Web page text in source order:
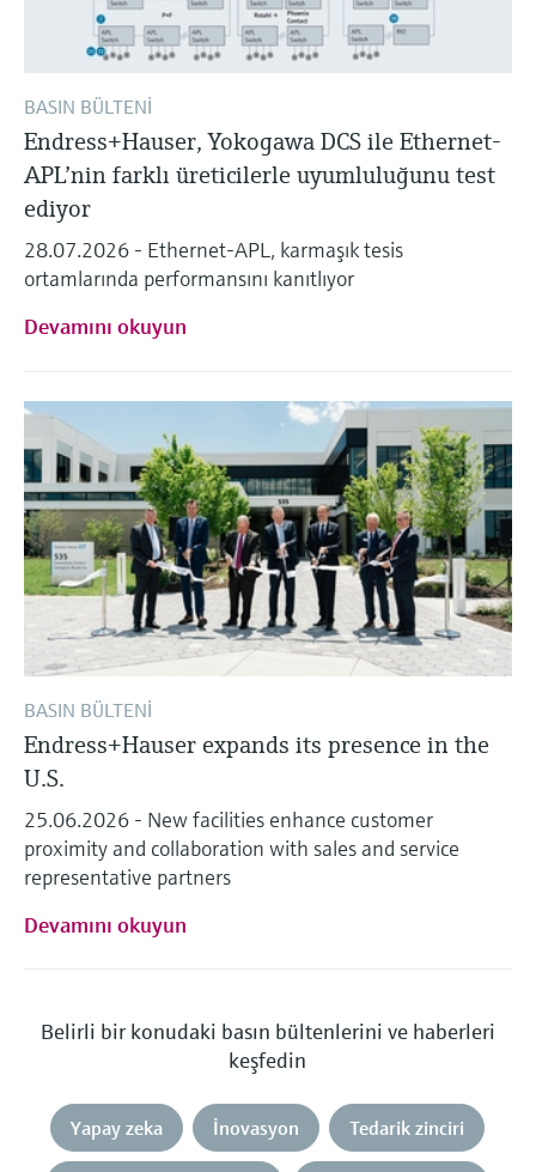
BASIN BÜLTENI
Endress+Hauser, Yokogawa DCS ile Ethernet-
APL’nin farklı üreticilerle uyumluluğunu test
ediyor
28.07.2026 - Ethernet-APL, karmaşık tesis
ortamlarında performansını kanıtlıyor
Devamını okuyun
BASIN BÜLTENI
Endress+Hauser expands its presence in the
U.S.
25.06.2026 - New facilities enhance customer
proximity and collaboration with sales and service
representative partners
Devamını okuyun
Belirli bir konudaki basın bültenlerini ve haberleri
keşfedin
Yapay zeka İnovasyon Tedarik zinciri